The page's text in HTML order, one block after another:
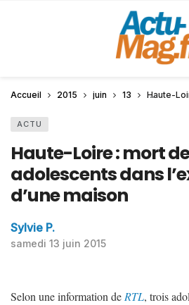
Accueil 2015 juin 13 Haute-
ACTU
Haute-Loire : mort
adolescents dans
d’une maison
Sylvie P.
samedi 13 juin 2015
Selon une information de RTL, trois